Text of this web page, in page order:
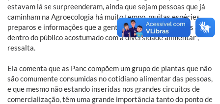
estavam lá se surpreenderam, ainda que sejam pessoas que já
caminham na Agroecologia há muito tempo, muitas espécies,
preparos e informações que a gente levou eram novidades ainda
dentro do público acostumado com a diversidade alimentar”,
ressalta.
Ela comenta que as Panc compõem um grupo de plantas que não
são comumente consumidas no cotidiano alimentar das pessoas,
e que mesmo não estando inseridas nos grandes circuitos de
comercialização, têm uma grande importância tanto do ponto de